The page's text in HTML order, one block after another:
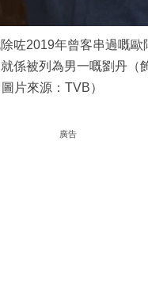
咗2019年曾客串過嘅歐
係被列為男一嘅劉丹（
片來源：TVB）
廣告